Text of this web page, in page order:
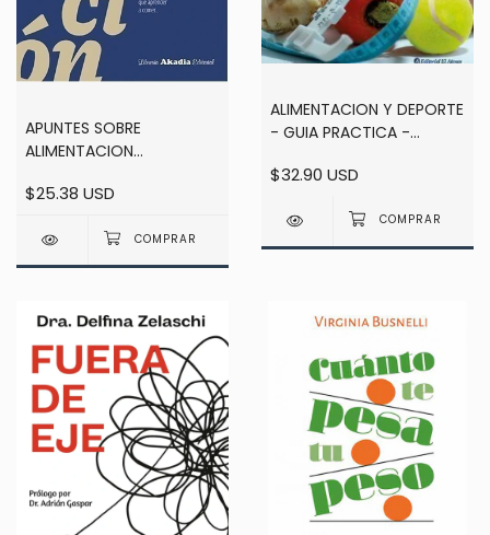
APUNTES SOBRE
ALIMENTACION
LUIS SANANES
$25.38 USD
ALIMENTACION Y DEPORTE
- GUIA PRACTICA -
$32.90 USD